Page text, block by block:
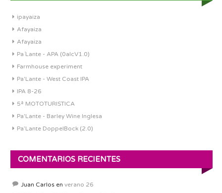
ipayaiza
Afayaiza
Afayaiza
Pa´Lante - APA (0alcV1.0)
Farmhouse experiment
Pa'Lante - West Coast IPA
IPA 8-26
5ª MOTOTURISTICA
Pa'Lante - Barley Wine Inglesa
Pa’Lante DoppelBock (2.0)
COMENTARIOS RECIENTES
Juan Carlos en verano 26